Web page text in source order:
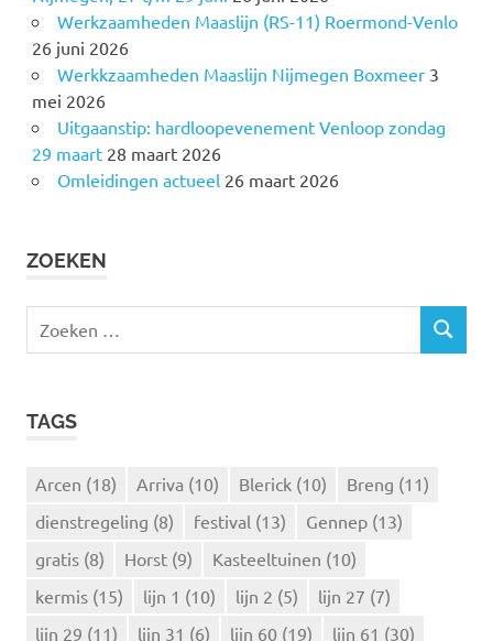
Werkzaamheden Maaslijn (RS-11) Roermond-Venlo
26 juni 2026
Werkkzaamheden Maaslijn Nijmegen Boxmeer 3
mei 2026
Uitgaanstip: hardloopevenement Venloop zondag
29 maart 28 maart 2026
Omleidingen actueel 26 maart 2026
ZOEKEN
e
Z
TAGS
Arcen (18) Arriva (10) Blerick (10) Breng (11)
dienstregeling (8) festival (13) Gennep (13)
gratis (8) Horst (9) Kasteeltuinen (10)
kermis (15) lijn 1 (10) lijn 2 (5) lijn 27 (7)
lijn 29 (11) lijn 31 (6) lijn 60 (19) lijn 61 (30)